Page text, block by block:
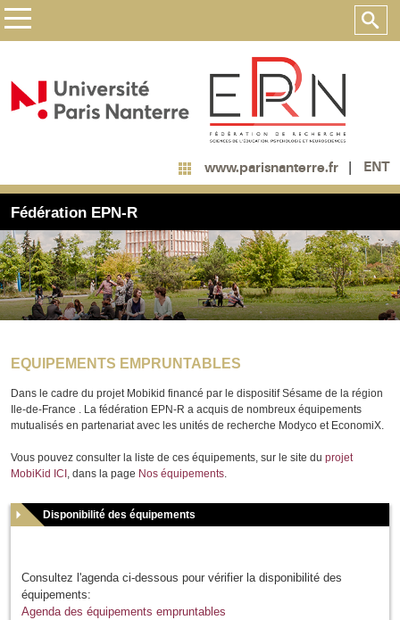
www.parisnanterre.fr ENT
Fédération EPN-R
EQUIPEMENTS EMPRUNTABLES
Dans le cadre du projet Mobikid financé par le dispositif Sésame de la région
Ile-de-France . La fédération EPN-R a acquis de nombreux équipements
mutualisés en partenariat avec les unités de recherche Modyco et EconomiX.
Vous pouvez consulter la liste de ces équipements, sur le site du projet
MobiKid ICI , dans la page Nos équipements.
Disponibilité des équipements
Consultez l'agenda ci-dessous pour vérifier la disponibilité des
équipements:
Agenda des équipements empruntables